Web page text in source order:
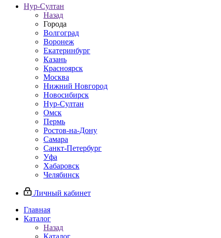
Нур-Султан
Назад
Города
Волгоград
Воронеж
Екатеринбург
Казань
Красноярск
Москва
Нижний Новгород
Новосибирск
Нур-Султан
Омск
Пермь
Ростов-на-Дону
Самара
Санкт-Петербург
Уфа
Хабаровск
Челябинск
Личный кабинет
Главная
Каталог
Назад
Каталог